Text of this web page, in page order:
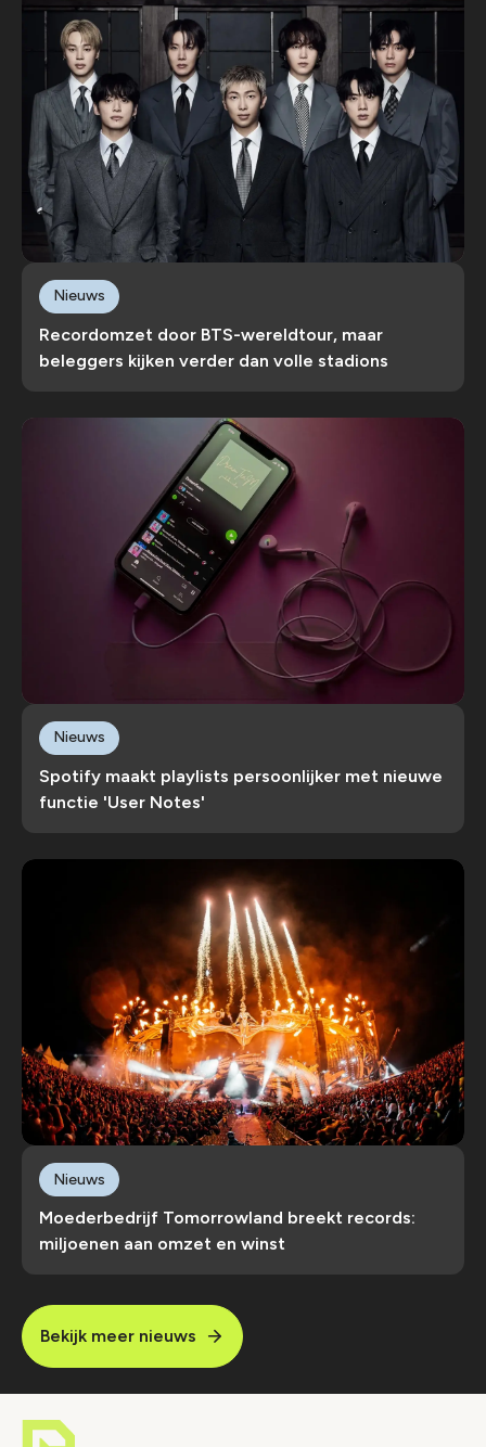
Recordomzet door BTS-wereldtour, maar
beleggers kijken verder dan volle stadions
Nieuws
Spotify maakt playlists persoonlijker met nieuwe
functie 'User Notes'
Nieuws
Moederbedrijf Tomorrowland breekt records:
miljoenen aan omzet en winst
Nieuws
Bekijk meer nieuws